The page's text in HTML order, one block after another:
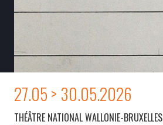
27.05 > 30.05.2026
THÉÂTRE NATIONAL WALLONIE-BRUXELLES